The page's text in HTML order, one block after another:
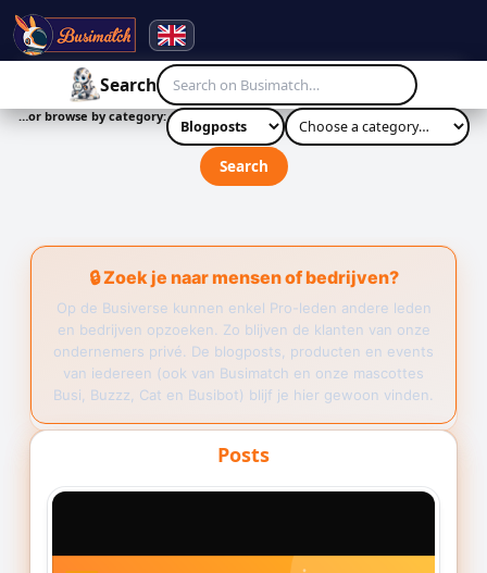
☰
🔒 Zoek je naar mensen of bedrijven?
Op de Busiverse kunnen enkel Pro-leden andere leden
en bedrijven opzoeken. Zo blijven de klanten van onze
ondernemers privé. De blogposts, producten en events
van iedereen (ook van Busimatch en onze mascottes
Busi, Buzzz, Cat en Busibot) blijf je hier gewoon vinden.
Posts
Search
…or browse by category:
Search